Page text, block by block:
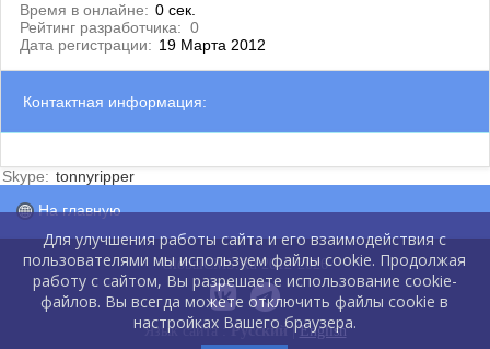
Время в онлайне: 0 сек.
Рейтинг разработчика: 0
Дата регистрации: 19 Марта 2012
Контактная информация:
Skype: tonnyripper
На главную
GlobalCMS.Ru 2012-2026
Язык сайта :Русский|English
Для улучшения работы сайта и его взаимодействия с
пользователями мы используем файлы cookie. Продолжая
работу с сайтом, Вы разрешаете использование cookie-
файлов. Вы всегда можете отключить файлы cookie в
настройках Вашего браузера.